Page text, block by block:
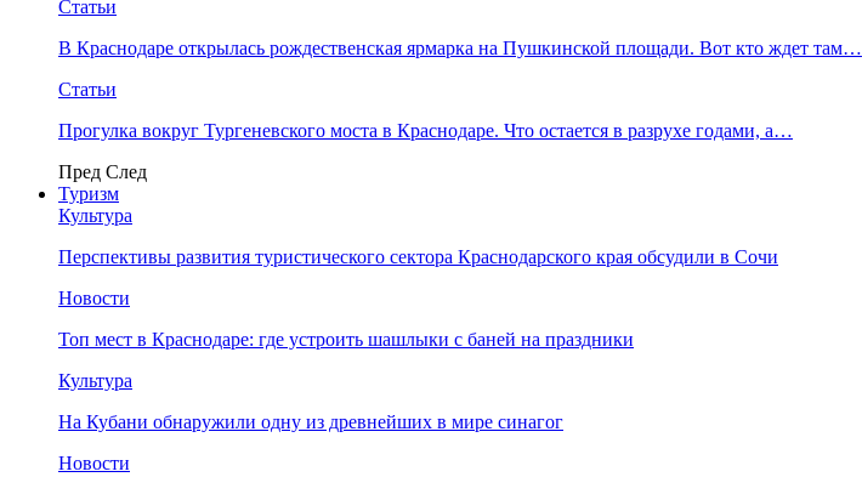
Статьи
В Краснодаре открылась рождественская ярмарка на Пушкинской площади. Вот кто ждет там…
Статьи
Прогулка вокруг Тургеневского моста в Краснодаре. Что остается в разрухе годами, а…
Пред След
Туризм
Культура
Перспективы развития туристического сектора Краснодарского края обсудили в Сочи
Новости
Топ мест в Краснодаре: где устроить шашлыки с баней на праздники
Культура
На Кубани обнаружили одну из древнейших в мире синагог
Новости